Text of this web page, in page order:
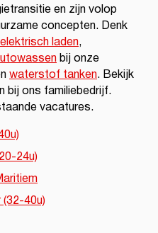
en zijn volop
concepten. Denk
laden,
bij onze
waterstof tanken. Bekijk
bij ons familiebedrijf.
vacatures.
24u)
40u)